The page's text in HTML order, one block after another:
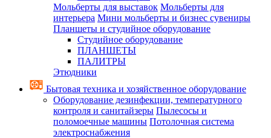
Мольберты для выставок Мольберты для
интерьера Мини мольберты и бизнес сувениры
Планшеты и студийное оборудование
Студийное оборудование
ПЛАНШЕТЫ
ПАЛИТРЫ
Этюдники
Бытовая техника и хозяйственное оборудование
Оборудование дезинфекции, температурного
контроля и санитайзеры Пылесосы и
поломоечные машины Потолочная система
электроснабжения